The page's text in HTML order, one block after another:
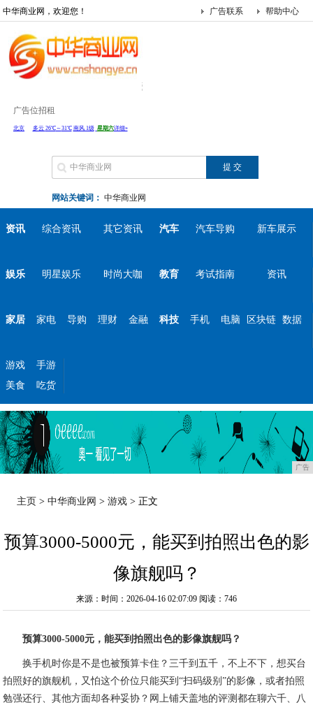
中华商业网，欢迎您！ 帮助中心
广告联系
广告位招租
网站关键词： 中华商业网
资讯 综合资讯 其它资讯 汽车 汽车导购 新车展示
娱乐 明星娱乐 时尚大咖 教育 考试指南 资讯
家居 家电 导购 理财 金融 科技 手机 电脑 区块链 数据
游戏
手游
美食
吃货
广告
主页 >中华商业网 >游戏 > 正文
预算3000-5000元，能买到拍照出色的影
像旗舰吗？
来源：时间：2026-04-16 02:07:09 阅读：746
预算3000-5000元，能买到拍照出色的影像旗舰吗？
换手机时你是不是也被预算卡住？三千到五千，不上不下，想买台
拍照好的旗舰机，又怕这个价位只能买到“扫码级别”的影像，或者拍照
勉强还行、其他方面却各种妥协？网上铺天盖地的评测都在聊六千、八